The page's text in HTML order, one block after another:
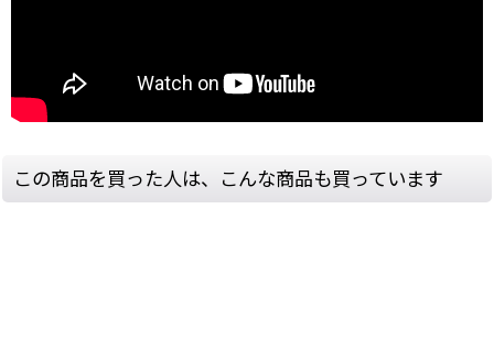
この商品を買った人は、こんな商品も買っています